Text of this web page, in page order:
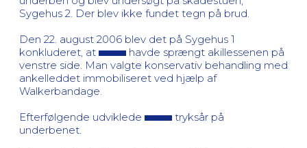
Sygehus 2. Der blev ikke fundet tegn på brud.
Den 22. august 2006 blev det på Sygehus 1
konkluderet, at
havde sprængt akillessenen på
venstre side. Man valgte konservativ behandling med
ankelleddet immobiliseret ved hjælp af
Walkerbandage.
Efterfølgende udviklede
tryksår på
underbenet.